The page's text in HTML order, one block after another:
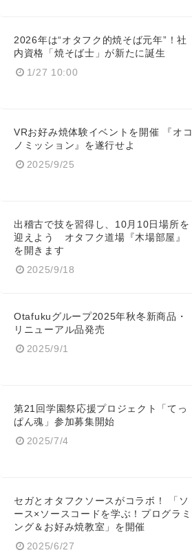
2026年は“オタフク的焼そば元年”！社
内資格「焼そば士」が新たに誕生
1/27 10:00
VRお好み焼体験イベントを開催 『オコ
ノミッション』を遂行せよ
2025/9/25
出稽古で技を習得し、10月10日場所を
迎えよう オタフク道場『木場部屋』
を開きます
2025/9/18
Otafukuグループ2025年秋冬新商品・
リニューアル品発売
2025/9/1
第21回学園祭応援プロジェクト「てっ
ぱん魂」参加募集開始
2025/7/4
セガとオタフクソースがコラボ！ 「ソ
ース×ソースコードを学ぶ！プログラミ
ング＆お好み焼教室」を開催
2025/6/27